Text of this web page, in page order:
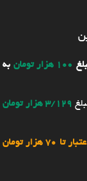
100 هزار تومان
به
3/129 هزار تومان
تومان